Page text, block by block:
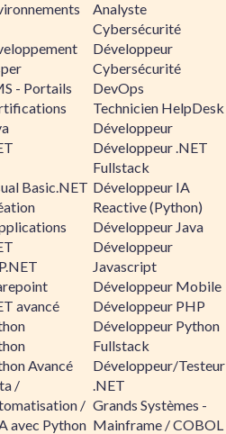
- Portails
Basic.NET
avancé
Avancé
/
/
avec Python
Analyste
Cybersécurité
Développeur
Cybersécurité
DevOps
Technicien HelpDesk
Développeur
Développeur .NET
Fullstack
Développeur IA
Reactive (Python)
Développeur Java
Développeur
Javascript
Développeur Mobile
Développeur PHP
Développeur Python
Fullstack
Développeur/Testeur
.NET
Grands Systèmes -
Mainframe / COBOL